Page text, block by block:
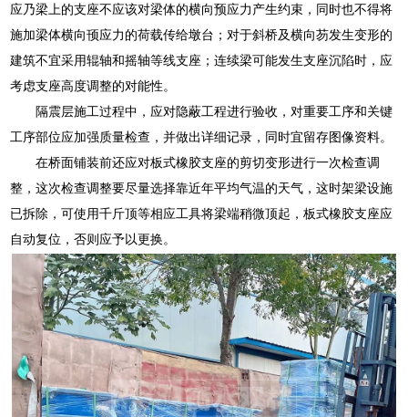
应乃梁上的支座不应该对梁体的横向预应力产生约束，同时也不得将
施加梁体横向顸应力的荷载传给墩台；对于斜桥及横向芴发生变形的
建筑不宜采用辊轴和摇轴等线支座；连续梁可能发生支座沉陷时，应
考虑支座高度调整的对能性。
隔震层施工过程中，应对隐蔽工程进行验收，对重要工序和关键
工序部位应加强质量检查，并做出详细记录，同时宜留存图像资料。
在桥面铺装前还应对板式橡胶支座的剪切变形进行一次检查调
整，这次检查调整要尽量选择靠近年平均气温的天气，这时架梁设施
已拆除，可使用千斤顶等相应工具将梁端稍微顶起，板式橡胶支座应
自动复位，否则应予以更换。